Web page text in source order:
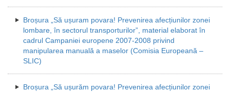
Broșura „Să ușuram povara! Prevenirea afecțiunilor zonei
lombare, în sectorul transporturilor”, material elaborat în
cadrul Campaniei europene 2007-2008 privind
manipularea manuală a maselor (Comisia Europeană –
SLIC)
Broșura „Să ușurăm povara! Prevenirea afecțiunilor zonei